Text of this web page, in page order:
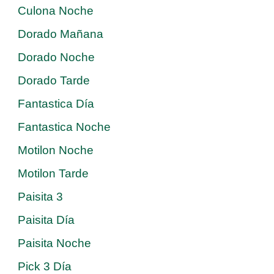
Culona Noche
Dorado Mañana
Dorado Noche
Dorado Tarde
Fantastica Día
Fantastica Noche
Motilon Noche
Motilon Tarde
Paisita 3
Paisita Día
Paisita Noche
Pick 3 Día